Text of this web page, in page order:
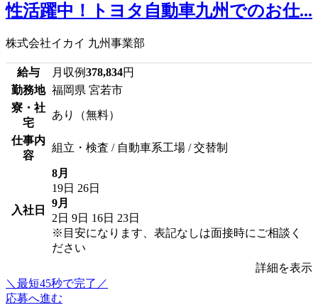
性活躍中！トヨタ自動車九州でのお仕...
株式会社イカイ 九州事業部
給与 月収例378,834円
勤務地 福岡県 宮若市
寮・社
宅
あり（無料）
仕事内
容
組立・検査 / 自動車系工場 / 交替制
入社日
8月
19日 26日
9月
2日 9日 16日 23日
※目安になります、表記なしは面接時にご相談く
ださい
詳細を表示
＼最短45秒で完了／
応募へ進む